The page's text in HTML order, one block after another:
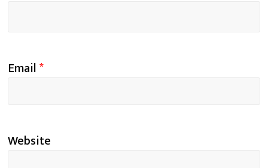
Email*
Website